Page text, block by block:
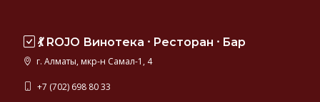
💃 ROJO Винотека ⸱ Ресторан ⸱ Бар
г. Алматы, мкр-н Самал-1, 4
+7 (702) 698 80 33